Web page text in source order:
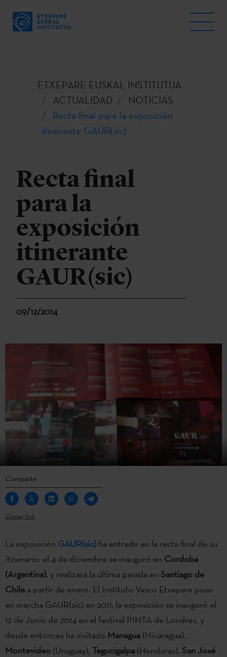
ETXEPARE EUSKAL INSTITUTUA
ACTUALIDAD
NOTICIAS
Recta final para la exposición
itinerante GAUR(sic)
Recta final
para la
exposición
itinerante
GAUR(sic)
09/12/2014
Comparte
Copiar link
La exposición GAUR(sic) ha entrado en la recta final de su
itinerario: el 4 de diciembre se inauguró en Cordoba
(Argentina), y realizará la última parada en Santiago de
Chile a partir de enero. El Instituto Vasco Etxepare puso
en marcha GAUR(sic) en 2011, la exposición se inauguró el
12 de Junio de 2014 en el festival PINTA de Londres, y
desde entonces ha visitado Managua (Nicaragua),
Montevideo (Uruguay), Tegucigalpa (Honduras), San José